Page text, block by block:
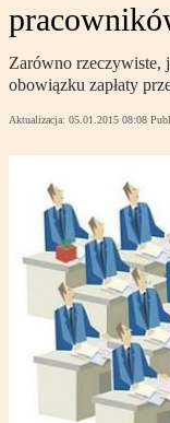
Zarówno rzeczywiste,
obowiązku zapłaty
Aktualizacja: 05.01.2015 08:08